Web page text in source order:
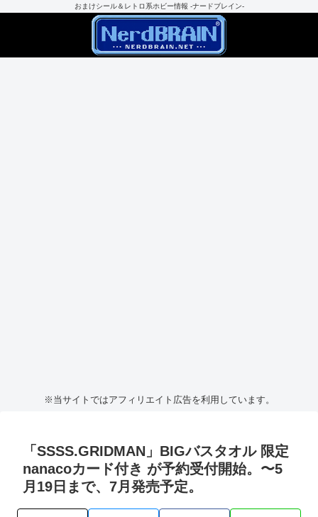
おまけシール＆レトロ系ホビー情報 -ナードブレイン-
※当サイトではアフィリエイト広告を利用しています。
「SSSS.GRIDMAN」BIGバスタオル 限定
nanacoカード付き が予約受付開始。〜5
月19日まで、7月発売予定。